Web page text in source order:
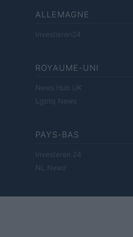
ALLEMAGNE
Investieren24
ROYAUME-UNI
News Hub UK
Lgbtq News
PAYS-BAS
Investeren 24
NL Newz